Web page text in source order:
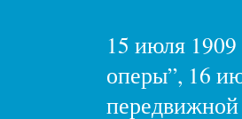
15 июля 1909
оперы”, 16